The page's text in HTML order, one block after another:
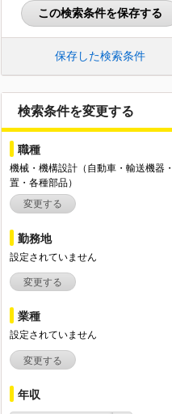
この検索条件を保存する
保存した検索条件
検索条件を変更する
職種
機械・機構設計（自動車・輸送機器
置・各種部品）
変更する
勤務地
設定されていません
変更する
業種
設定されていません
変更する
年収